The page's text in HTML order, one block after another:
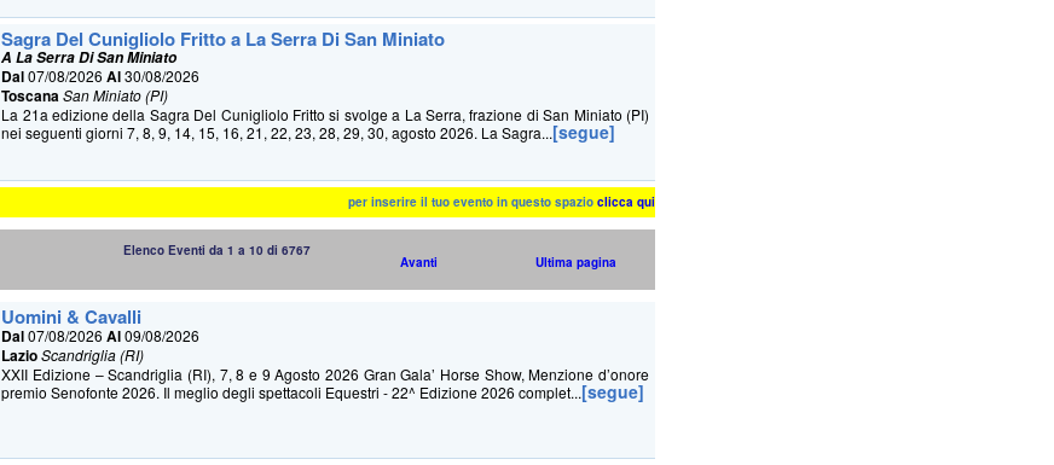
Sagra Del Cunigliolo Fritto a La Serra Di San Miniato
A La Serra Di San Miniato
Dal07/08/2026Al30/08/2026
ToscanaSan Miniato (PI)
La 21a edizione della Sagra Del Cunigliolo Fritto si svolge a La Serra, frazione di San Miniato (PI)
nei seguenti giorni 7, 8, 9, 14, 15, 16, 21, 22, 23, 28, 29, 30, agosto 2026. La Sagra...[segue]
per inserire il tuo evento in questo spazio clicca qui
Elenco Eventi da 1 a 10 di 6767
Avanti Ultima pagina
Uomini & Cavalli
Dal07/08/2026Al09/08/2026
LazioScandriglia (RI)
XXII Edizione – Scandriglia (RI), 7, 8 e 9 Agosto 2026 Gran Gala’ Horse Show, Menzione d’onore
premio Senofonte 2026. Il meglio degli spettacoli Equestri - 22^ Edizione 2026 complet...[segue]